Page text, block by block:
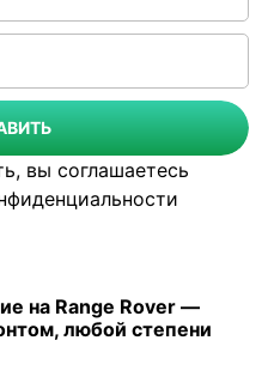
вы соглашаетесь
любой степени